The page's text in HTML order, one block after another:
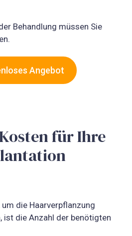
Behandlung müssen Sie
Angebot
für Ihre
die Haarverpflanzung
ist die Anzahl der benötigten